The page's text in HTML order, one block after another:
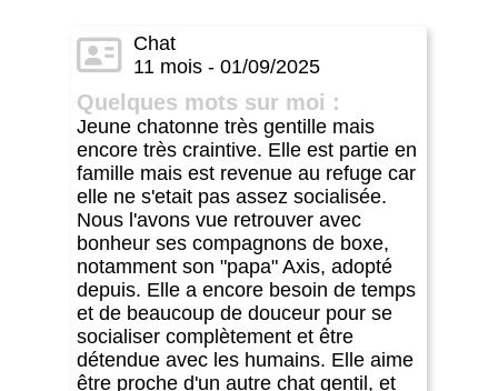
Chat
11 mois - 01/09/2025
Quelques mots sur moi :
Jeune chatonne très gentille mais
encore très craintive. Elle est partie en
famille mais est revenue au refuge car
elle ne s'etait pas assez socialisée.
Nous l'avons vue retrouver avec
bonheur ses compagnons de boxe,
notamment son "papa" Axis, adopté
depuis. Elle a encore besoin de temps
et de beaucoup de douceur pour se
socialiser complètement et être
détendue avec les humains. Elle aime
être proche d'un autre chat gentil, et